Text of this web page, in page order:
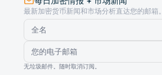
最新加密货币新闻和市场分析直达您的邮箱。
无垃圾邮件。随时取消订阅。